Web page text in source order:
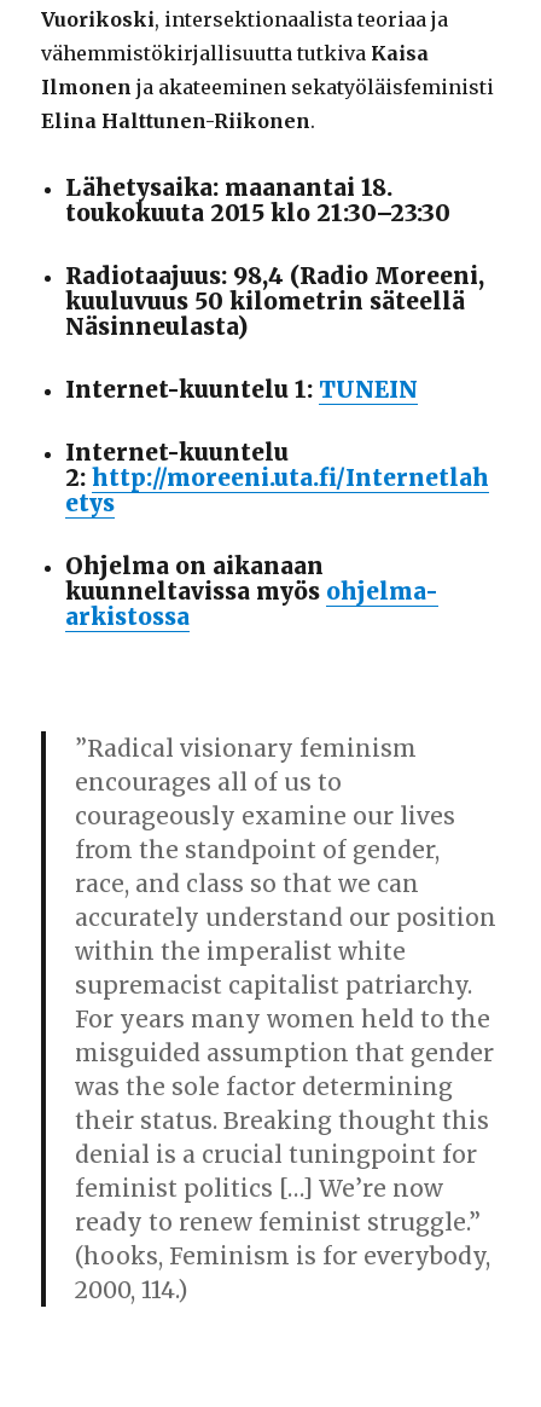
Vuorikoski, intersektionaalista teoriaa ja
vähemmistökirjallisuutta tutkiva Kaisa
Ilmonen ja akateeminen sekatyöläisfeministi
Elina Halttunen-Riikonen.
Lähetysaika: maanantai 18.
toukokuuta 2015 klo 21:30–23:30
Radiotaajuus: 98,4 (Radio Moreeni,
kuuluvuus 50 kilometrin säteellä
Näsinneulasta)
Internet-kuuntelu 1: TUNEIN
Internet-kuuntelu
2:http://moreeni.uta.fi/Internetlah
etys
Ohjelma on aikanaan
kuunneltavissa myös ohjelma-
arkistossa
”Radical visionary feminism
encourages all of us to
courageously examine our lives
from the standpoint of gender,
race, and class so that we can
accurately understand our position
within the imperalist white
supremacist capitalist patriarchy.
For years many women held to the
misguided assumption that gender
was the sole factor determining
their status. Breaking thought this
denial is a crucial tuningpoint for
feminist politics […] We’re now
ready to renew feminist struggle.”
(hooks, Feminism is for everybody,
2000, 114.)